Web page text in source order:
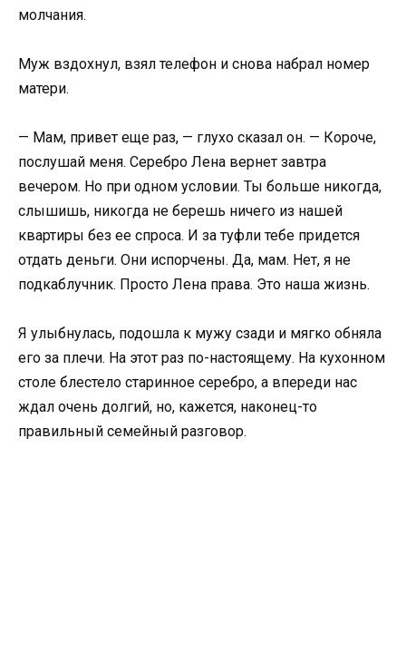
молчания.
Муж вздохнул, взял телефон и снова набрал номер
матери.
— Мам, привет еще раз, — глухо сказал он. — Короче,
послушай меня. Серебро Лена вернет завтра
вечером. Но при одном условии. Ты больше никогда,
слышишь, никогда не берешь ничего из нашей
квартиры без ее спроса. И за туфли тебе придется
отдать деньги. Они испорчены. Да, мам. Нет, я не
подкаблучник. Просто Лена права. Это наша жизнь.
Я улыбнулась, подошла к мужу сзади и мягко обняла
его за плечи. На этот раз по-настоящему. На кухонном
столе блестело старинное серебро, а впереди нас
ждал очень долгий, но, кажется, наконец-то
правильный семейный разговор.